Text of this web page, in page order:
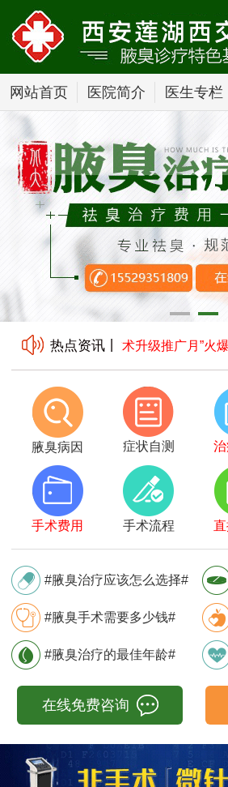
网站首页 医院简介 医生专栏
热点资讯丨
切口汗腺清除术技术升级推广月”火
腋臭病因 症状自测
手术费用 手术流程
#腋臭治疗应该怎么选择#
#腋臭手术需要多少钱#
#腋臭治疗的最佳年龄#
在线免费咨询